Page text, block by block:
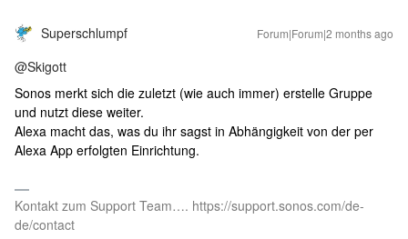
Superschlumpf Forum|Forum|2 months ago
@Skigott
Sonos merkt sich die zuletzt (wie auch immer) erstelle Gruppe
und nutzt diese weiter.
Alexa macht das, was du ihr sagst in Abhängigkeit von der per
Alexa App erfolgten Einrichtung.
Kontakt zum Support Team…. https://support.sonos.com/de-
de/contact